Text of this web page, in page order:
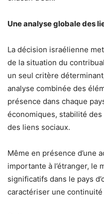
Une analyse globale des
La décision israélienne
de la situation du
un seul critère
analyse combinée des
présence dans chaque
économiques, stabilité
des liens sociaux.
Même en présence d’une
importante à l’étranger, le
significatifs dans le pays
caractériser une